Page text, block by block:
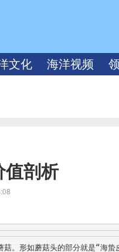
文化 海洋视频
值剖析
。形如蘑菇头的部分就是“海